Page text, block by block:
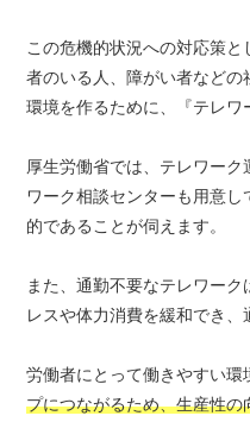
この危機的状況への対応策
者のいる人、障がい者など
環境を作るために、『テレワ
厚生労働省では、テレワー
ワーク相談センターも用意
的であることが伺えます。
また、通勤不要なテレワー
レスや体力消費を緩和でき、
労働者にとって働きやすい環
プにつながるため、生産性の